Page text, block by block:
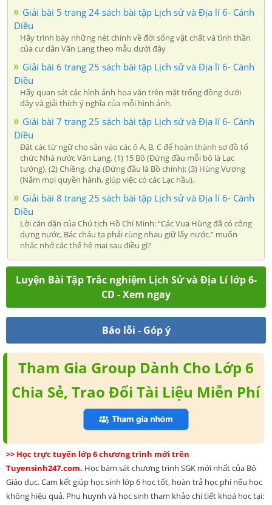
Giải bài 5 trang 24 sách bài tập Lịch sử và Địa lí 6- Cánh
Diều
Hãy trình bày những nét chính về đời sống vật chất và tình thần
của cư dân Văn Lang theo mẫu dưới đây
Giải bài 6 trang 25 sách bài tập Lịch sử và Địa lí 6- Cánh
Diều
Hãy quan sát các hình ảnh hoa văn trên mặt trống đồng dưới
đây và giải thích ý nghĩa của mỗi hình ảnh.
Giải bài 7 trang 25 sách bài tập Lịch sử và Địa lí 6- Cánh
Diều
Đặt các từ ngữ cho sẵn vào các ô A, B, C để hoàn thành sơ đồ tổ
chức Nhà nước Văn Lang. (1) 15 Bộ (Đứng đầu mỗi bộ là Lạc
tướng), (2) Chiềng, chạ (Đứng đầu là Bồ chính); (3) Hùng Vương
(Nắm mọi quyền hành, giúp việc có các Lạc hầu).
Giải bài 8 trang 25 sách bài tập Lịch sử và Địa lí 6- Cánh
Diều
Lời căn dặn của Chủ tịch Hồ Chí Minh: “Các Vua Hùng đã có công
dựng nước, Bác cháu ta phải cùng nhau giữ lấy nước.” muốn
nhắc nhở các thế hệ mai sau điều gì?
Luyện Bài Tập Trắc nghiệm Lịch Sử và Địa Lí lớp 6-
CD - Xem ngay
Báo lỗi - Góp ý
Tham Gia Group Dành Cho Lớp 6
Chia Sẻ, Trao Đổi Tài Liệu Miễn Phí
>> Học trực tuyến lớp 6 chương trình mới trên
Tuyensinh247.com. Học bám sát chương trình SGK mới nhất của Bộ
Giáo dục. Cam kết giúp học sinh lớp 6 học tốt, hoàn trả học phí nếu học
không hiệu quả. Phụ huynh và học sinh tham khảo chi tiết khoá học tại: